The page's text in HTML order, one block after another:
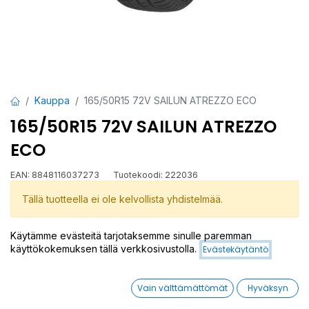
Kauppa 165/50R15 72V SAILUN ATREZZO ECO
165/50R15 72V SAILUN ATREZZO
ECO
EAN: 8848116037273 Tuotekoodi: 222036
Tällä tuotteella ei ole kelvollista yhdistelmää.
ATREZZO ECO
Käytämme evästeitä tarjotaksemme sinulle paremman
käyttökokemuksen tällä verkkosivustolla. Evästekäytäntö
Vain välttämättömät Hyväksyn